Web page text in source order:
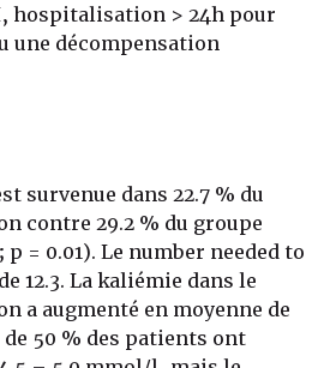
hospitalisation > 24h pour
une décompensation
survenue dans 22.7 % du
contre 29.2 % du groupe
= 0.01). Le number needed to
12.3. La kaliémie dans le
a augmenté en moyenne de
50 % des patients ont